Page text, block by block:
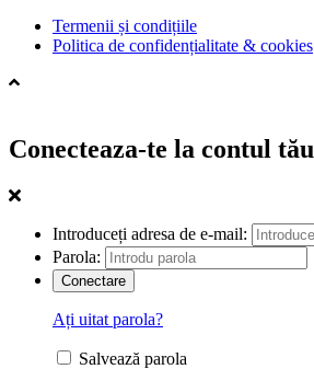
Termenii și condițiile
Politica de confidențialitate & cookies
Conecteaza-te la contul tău
Introduceți adresa de e-mail:
Parola:
Ați uitat parola?
Salvează parola